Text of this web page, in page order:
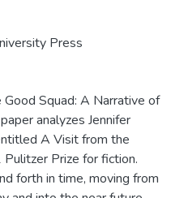
Press
Good Squad: A Narrative of
analyzes Jennifer
A Visit from the
Prize for fiction.
forth in time, moving from